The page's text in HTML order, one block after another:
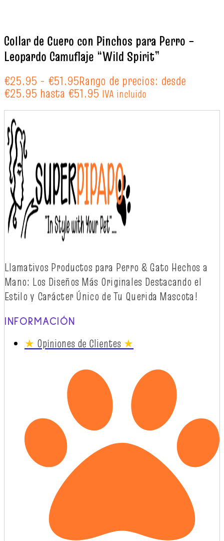
Collar de Cuero con Pinchos para Perro –
Leopardo Camuflaje “Wild Spirit”
€25.95 - €51.95Rango de precios: desde
€25.95 hasta €51.95 IVA incluido
Llamativos Productos para Perro & Gato Hechos a
Mano: Los Diseños Más Originales Destacando el
Estilo y Carácter Único de Tu Querida Mascota!
INFORMACIÓN
★ Opiniones de Clientes ★